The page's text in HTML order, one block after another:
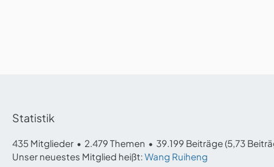
Statistik
435 Mitglieder 2.479 Themen
39.199 Beiträge (5,73
Unser neuestes Mitglied heißt: Wang Ruiheng